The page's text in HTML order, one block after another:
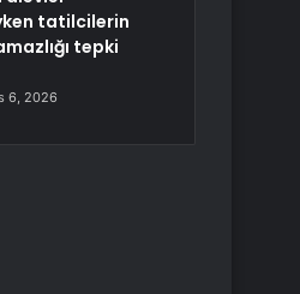
tatilcilerin
tepki
6, 2026